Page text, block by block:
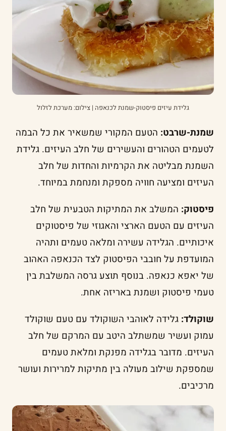
גלידת עיזים פיסטוק-שמנת לכנאפה | צילום: מערכת לזלול
שמנת-שרבט: הטעם המקורי שמשאיר את כל הבמה
לטעמים הטהורים והעשירים של חלב העיזים. גלידת
השמנת מבליטה את הקרמיות והחדות של חלב
העיזים ומציעה חוויה מספקת ומנחמת במיוחד.
פיסטוק: המשלב את המתיקות הטבעית של חלב
העיזים עם הטעם הארצי והאגוזי של פיסטוקים
איכותיים. הגלידה עשירה ומלאה טעמים ותהיה
המועדפת על חובבי הפיסטוק לצד הכנאפה האהוב
של יאפא כנאפה. בנוסף תוצע גרסה המשלבת בין
טעמי פיסטוק ושמנת באריזה אחת.
שוקולד: גלידה לאוהבי השוקולד עם טעם שוקולד
עמוק ועשיר שמשתלב היטב עם המרקם של חלב
העיזים. מדובר בגלידה מפנקת ומלאת טעמים
שמספקת שילוב מעולה בין מתיקות למרירות ועושר
מרכיבים.